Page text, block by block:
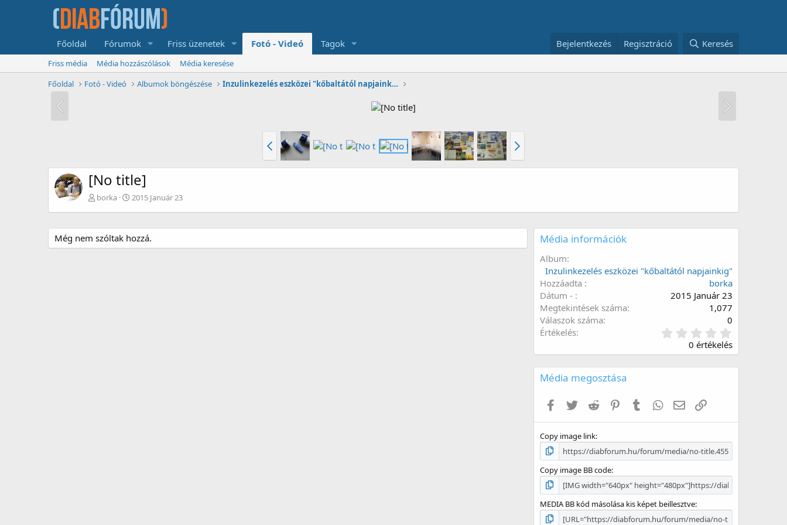
Főoldal Fórumok Friss üzenetek Fotó - Videó Tagok Bejelentkezés Regisztráció Keresés
Friss média Média hozzászólások
Média keresése
Főoldal
Fotó - Videó Albumok böngészése Inzulinkezelés eszközei "kőbaltától napjainkig"
[No title]
borka 2015 Január 23
Még nem szóltak hozzá. Média információk
Album
Inzulinkezelés eszközei "kőbaltától napjainkig"
Hozzáadta
borka
Dátum -
2015 Január 23
Megtekintések száma
1,077
Válaszok száma
0
Értékelés
.
0
0
a
0 értékelés
Média megosztása
Facebook
Twitter Reddit PinterestTumblr WhatsApp
E-mail
Copy image link
Copy image BB code
MEDIA BB kód másolása kis képet beillesztve